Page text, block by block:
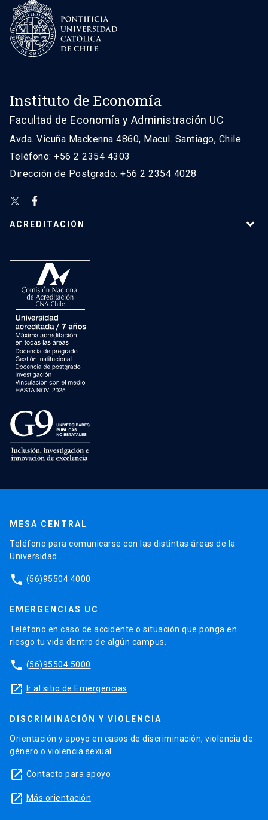
Instituto de Economía
Facultad de Economía y Administración UC
Avda. Vicuña Mackenna 4860, Macul. Santiago, Chile
Teléfono: +56 2 2354 4303
Dirección de Postgrado: +56 2 2354 4028
ACREDITACIÓN
MESA CENTRAL
Teléfono para comunicarse con las distintas áreas de la
Universidad.
phone (56)95504 4000
EMERGENCIAS UC
Teléfono en caso de accidente o situación que ponga en
riesgo tu vida dentro de algún campus.
phone (56)95504 5000
launch Ir al sitio de Emergencias
DISCRIMINACIÓN Y VIOLENCIA
Orientación y apoyo en casos de discriminación, violencia de
género o violencia sexual.
launch Contacto para apoyo
launch Más orientación